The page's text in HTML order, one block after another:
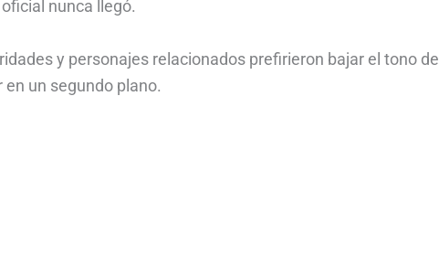
nunca llegó.
y personajes relacionados prefirieron bajar el tono de
un segundo plano.